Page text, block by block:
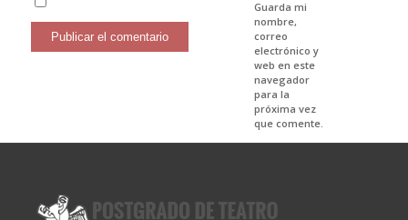
Guarda mi
nombre,
correo
electrónico y
web en este
navegador
para la
próxima vez
que comente.